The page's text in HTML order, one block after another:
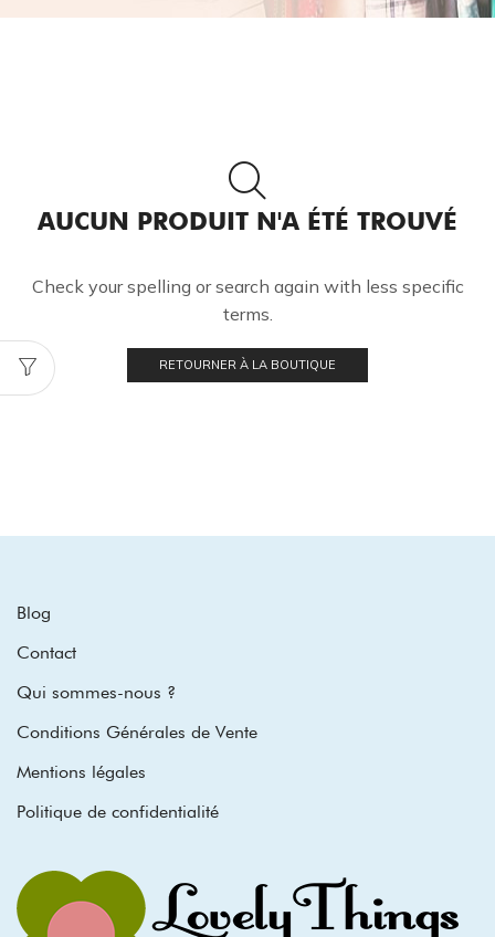
AUCUN PRODUIT N'A ÉTÉ TROUVÉ
Check your spelling or search again with less specific
terms.
RETOURNER À LA BOUTIQUE
Blog
Contact
Qui sommes-nous ?
Conditions Générales de Vente
Mentions légales
Politique de confidentialité